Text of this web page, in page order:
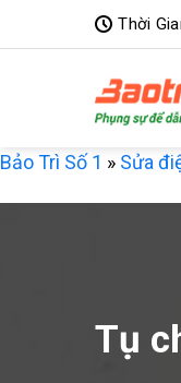
qua
Thời
Bảo Trì Số 1 » Sửa
Tụ